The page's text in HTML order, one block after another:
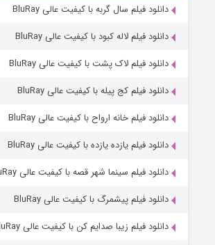
قسمت۶ (زیرنویس) منتشر شد دانلود فیلم سال گربه با کیفیت عالی BluRay
دانلود فیلم لاله کبود با کیفیت عالی BluRay
دانلود فیلم لاک پشت با کیفیت عالی BluRay
دانلود فیلم کج‌ پیله با کیفیت عالی BluRay
دانلود فیلم خانه ارواح با کیفیت عالی BluRay
دانلود فیلم یازده یازده با کیفیت عالی BluRay
دانلود فیلم سینما شهر قصه با کیفیت عالی BluRay
دانلود فیلم پیشمرگ با کیفیت عالی BluRay
دانلود فیلم زیبا صدایم کن با کیفیت عالی BluRay